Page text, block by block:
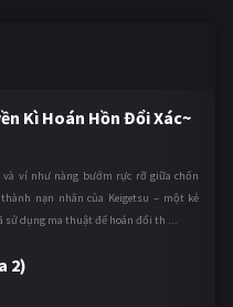
Kì Hoán Hồn Đổi Xác~
ví như nàng bướm rực rỡ giữa chốn
nạn nhân của Keigetsu – một kẻ
dụng ma thuật để hoán đổi th ...
2)